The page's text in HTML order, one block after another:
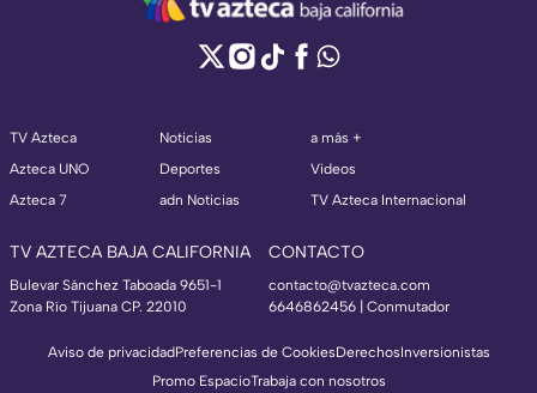
TV Azteca
Azteca UNO
Azteca 7
Noticias
Deportes
adn Noticias
a más +
Videos
TV Azteca Internacional
TV AZTECA BAJA CALIFORNIA
Bulevar Sánchez Taboada 9651-1
Zona Río Tijuana CP. 22010
CONTACTO
contacto@tvazteca.com
6646862456 | Conmutador
Aviso de privacidadPreferencias de CookiesDerechosInversionistas
Promo EspacioTrabaja con nosotros